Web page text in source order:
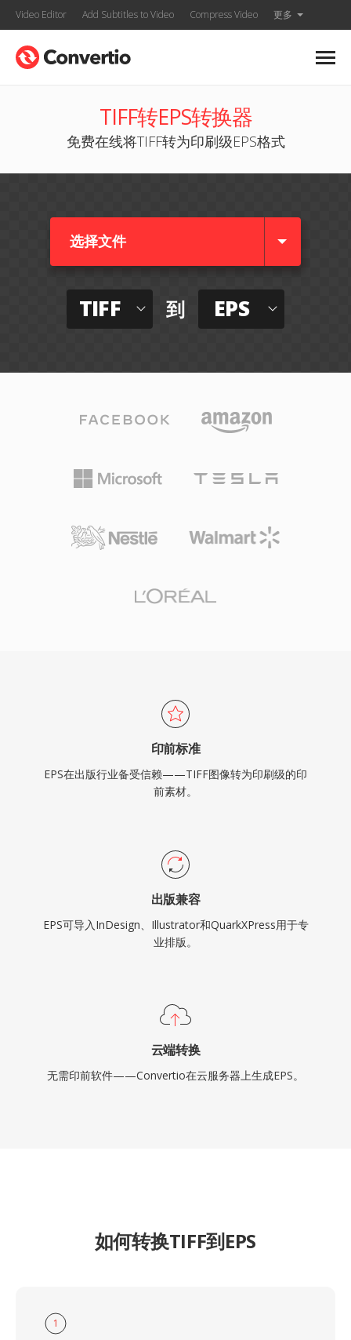
Video Editor Add Subtitles to Video Compress Video 更多
TIFF转EPS转换器
免费在线将TIFF转为印刷级EPS格式
选择文件
TIFF 到 EPS
印前标准
EPS在出版行业备受信赖——TIFF图像转为印刷级的印
前素材。
出版兼容
EPS可导入InDesign、Illustrator和QuarkXPress用于专
业排版。
云端转换
无需印前软件——Convertio在云服务器上生成EPS。
如何转换TIFF到EPS
1